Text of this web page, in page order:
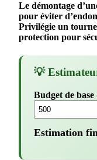
Le démontage
pour éviter
Privilégie un
protection pour
💡
Budget de base
Estimation